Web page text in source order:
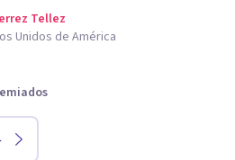
Tellez
Unidos de América